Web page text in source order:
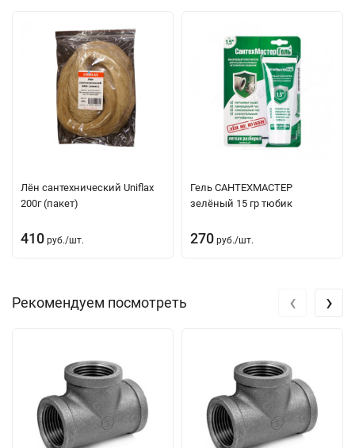
Лён сантехнический Uniflax
200г (пакет)
410 руб./шт.
Гель САНТЕХМАСТЕР
зелёный 15 гр тюбик
270 руб./шт.
Рекомендуем посмотреть ‹ ›